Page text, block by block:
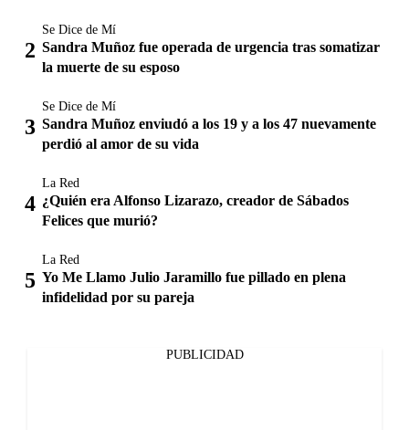
Se Dice de Mí
Sandra Muñoz fue operada de urgencia tras somatizar
la muerte de su esposo
Se Dice de Mí
Sandra Muñoz enviudó a los 19 y a los 47 nuevamente
perdió al amor de su vida
La Red
¿Quién era Alfonso Lizarazo, creador de Sábados
Felices que murió?
La Red
Yo Me Llamo Julio Jaramillo fue pillado en plena
infidelidad por su pareja
PUBLICIDAD